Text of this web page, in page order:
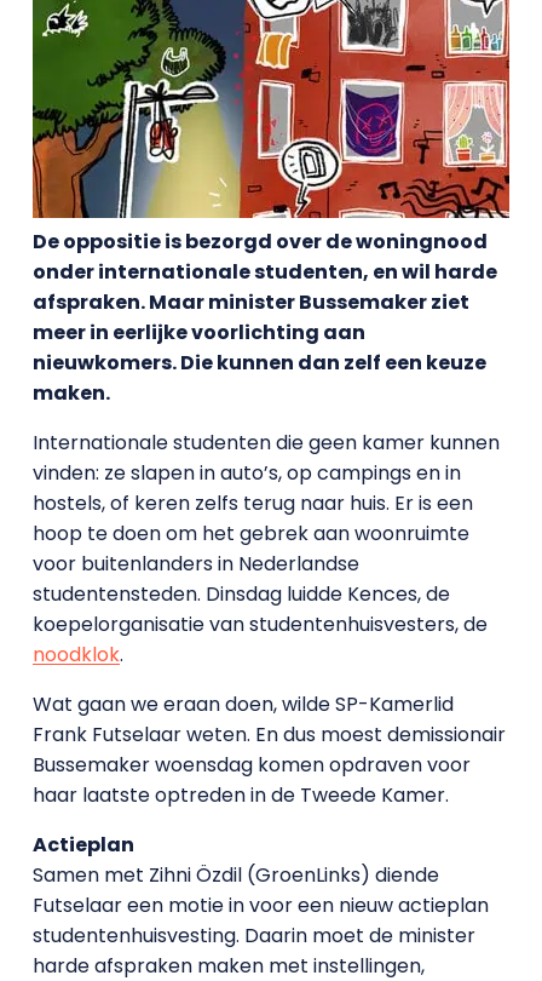
De oppositie is bezorgd over de woningnood
onder internationale studenten, en wil harde
afspraken. Maar minister Bussemaker ziet
meer in eerlijke voorlichting aan
nieuwkomers. Die kunnen dan zelf een keuze
maken.
Internationale studenten die geen kamer kunnen
vinden: ze slapen in auto’s, op campings en in
hostels, of keren zelfs terug naar huis. Er is een
hoop te doen om het gebrek aan woonruimte
voor buitenlanders in Nederlandse
studentensteden. Dinsdag luidde Kences, de
koepelorganisatie van studentenhuisvesters, de
noodklok.
Wat gaan we eraan doen, wilde SP-Kamerlid
Frank Futselaar weten. En dus moest demissionair
Bussemaker woensdag komen opdraven voor
haar laatste optreden in de Tweede Kamer.
Actieplan
Samen met Zihni Özdil (GroenLinks) diende
Futselaar een motie in voor een nieuw actieplan
studentenhuisvesting. Daarin moet de minister
harde afspraken maken met instellingen,